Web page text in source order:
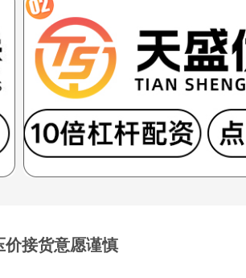
接货意愿谨慎